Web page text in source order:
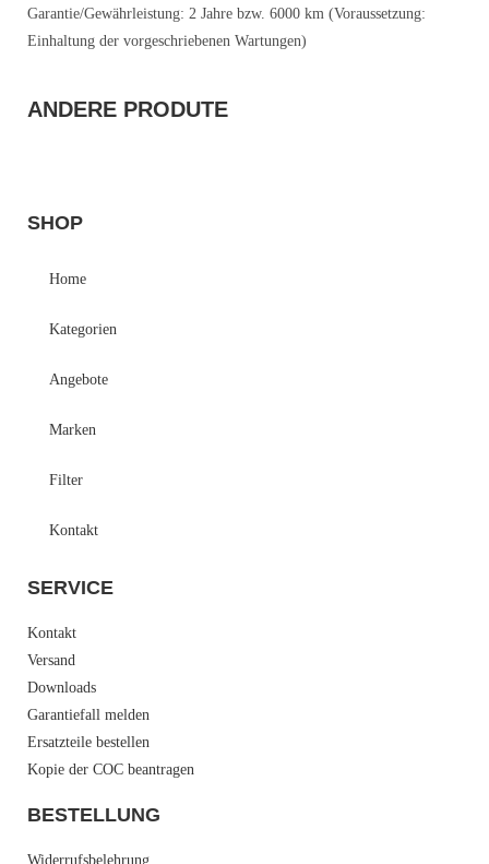
Garantie/Gewährleistung: 2 Jahre bzw. 6000 km (Voraussetzung:
Einhaltung der vorgeschriebenen Wartungen)
ANDERE PRODUTE
SHOP
Home
Kategorien
Angebote
Marken
Filter
Kontakt
SERVICE
Kontakt
Versand
Downloads
Garantiefall melden
Ersatzteile bestellen
Kopie der COC beantragen
BESTELLUNG
Widerrufsbelehrung